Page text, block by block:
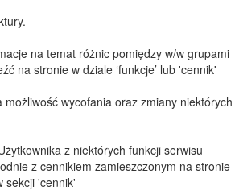
na temat różnic pomiędzy w/w grupami
na stronie w dziale ‘funkcje’ lub 'cennik'
wycofania oraz zmiany niektórych
z niektórych funkcji serwisu
z cennikiem zamieszczonym na stronie
sekcji 'cennik'